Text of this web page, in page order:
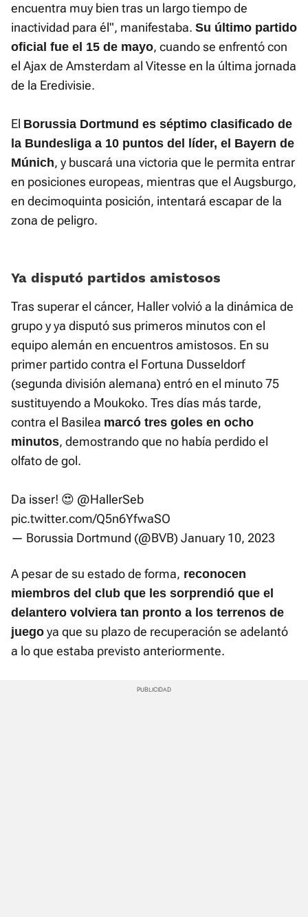
encuentra muy bien tras un largo tiempo de
inactividad para él", manifestaba. Su último partido
oficial fue el 15 de mayo, cuando se enfrentó con
el Ajax de Amsterdam al Vitesse en la última jornada
de la Eredivisie.
El Borussia Dortmund es séptimo clasificado de
la Bundesliga a 10 puntos del líder, el Bayern de
Múnich, y buscará una victoria que le permita entrar
en posiciones europeas, mientras que el Augsburgo,
en decimoquinta posición, intentará escapar de la
zona de peligro.
Ya disputó partidos amistosos
Tras superar el cáncer, Haller volvió a la dinámica de
grupo y ya disputó sus primeros minutos con el
equipo alemán en encuentros amistosos. En su
primer partido contra el Fortuna Dusseldorf
(segunda división alemana) entró en el minuto 75
sustituyendo a Moukoko. Tres días más tarde,
contra el Basilea marcó tres goles en ocho
minutos, demostrando que no había perdido el
olfato de gol.
Da isser! 😍 @HallerSeb
pic.twitter.com/Q5n6YfwaSO
— Borussia Dortmund (@BVB) January 10, 2023
A pesar de su estado de forma, reconocen
miembros del club que les sorprendió que el
delantero volviera tan pronto a los terrenos de
juego ya que su plazo de recuperación se adelantó
a lo que estaba previsto anteriormente.